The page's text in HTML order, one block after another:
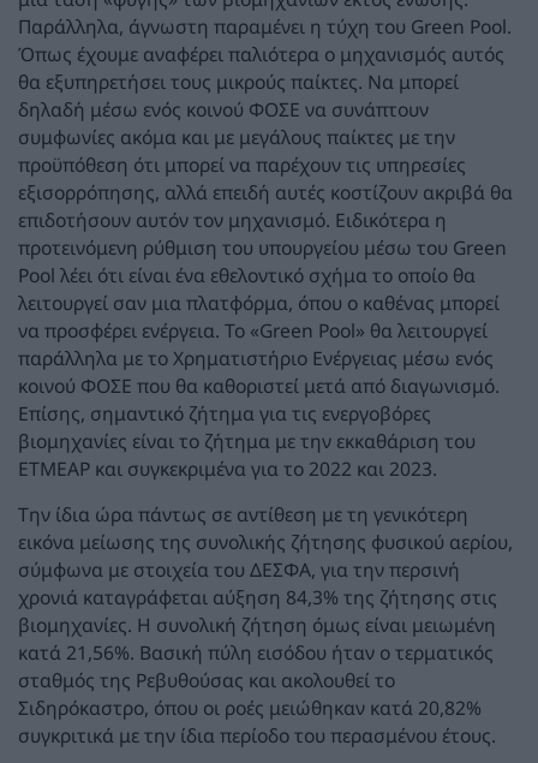
Παράλληλα, άγνωστη παραμένει η τύχη του Green Pool.
Όπως έχουμε αναφέρει παλιότερα ο μηχανισμός αυτός
θα εξυπηρετήσει τους μικρούς παίκτες. Να μπορεί
δηλαδή μέσω ενός κοινού ΦΟΣΕ να συνάπτουν
συμφωνίες ακόμα και με μεγάλους παίκτες με την
προϋπόθεση ότι μπορεί να παρέχουν τις υπηρεσίες
εξισορρόπησης, αλλά επειδή αυτές κοστίζουν ακριβά θα
επιδοτήσουν αυτόν τον μηχανισμό. Ειδικότερα η
προτεινόμενη ρύθμιση του υπουργείου μέσω του Green
Pool λέει ότι είναι ένα εθελοντικό σχήμα το οποίο θα
λειτουργεί σαν μια πλατφόρμα, όπου ο καθένας μπορεί
να προσφέρει ενέργεια. Το «Green Pool» θα λειτουργεί
παράλληλα με το Χρηματιστήριο Ενέργειας μέσω ενός
κοινού ΦΟΣΕ που θα καθοριστεί μετά από διαγωνισμό.
Επίσης, σημαντικό ζήτημα για τις ενεργοβόρες
βιομηχανίες είναι το ζήτημα με την εκκαθάριση του
ΕΤΜΕΑΡ και συγκεκριμένα για το 2022 και 2023.
Την ίδια ώρα πάντως σε αντίθεση με τη γενικότερη
εικόνα μείωσης της συνολικής ζήτησης φυσικού αερίου,
σύμφωνα με στοιχεία του ΔΕΣΦΑ, για την περσινή
χρονιά καταγράφεται αύξηση 84,3% της ζήτησης στις
βιομηχανίες. Η συνολική ζήτηση όμως είναι μειωμένη
κατά 21,56%. Βασική πύλη εισόδου ήταν ο τερματικός
σταθμός της Ρεβυθούσας και ακολουθεί το
Σιδηρόκαστρο, όπου οι ροές μειώθηκαν κατά 20,82%
συγκριτικά με την ίδια περίοδο του περασμένου έτους.